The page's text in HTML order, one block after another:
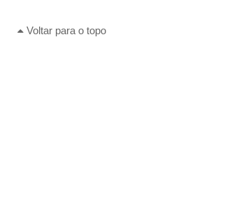
Voltar para o topo